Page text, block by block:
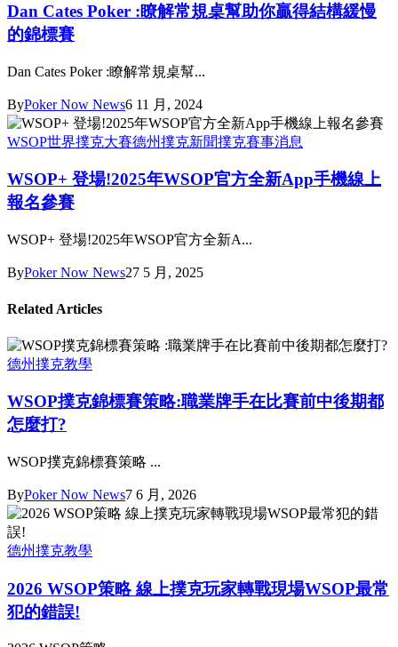
Dan Cates Poker :瞭解常規桌幫助你贏得結構緩慢
的錦標賽
Dan Cates Poker :瞭解常規桌幫...
ByPoker Now News6 11 月, 2024
WSOP世界撲克大賽德州撲克新聞撲克賽事消息
WSOP+ 登場!2025年WSOP官方全新App手機線上
報名參賽
WSOP+ 登場!2025年WSOP官方全新A...
ByPoker Now News27 5 月, 2025
Related Articles
德州撲克教學
WSOP撲克錦標賽策略:職業牌手在比賽前中後期都
怎麼打?
WSOP撲克錦標賽策略 ...
ByPoker Now News7 6 月, 2026
德州撲克教學
2026 WSOP策略 線上撲克玩家轉戰現場WSOP最常
犯的錯誤!